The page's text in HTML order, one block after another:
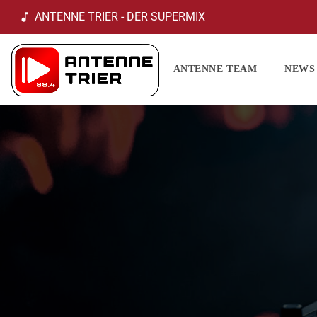
music_note ANTENNE TRIER - DER SUPERMIX
ANTENNE TEAM NEWS